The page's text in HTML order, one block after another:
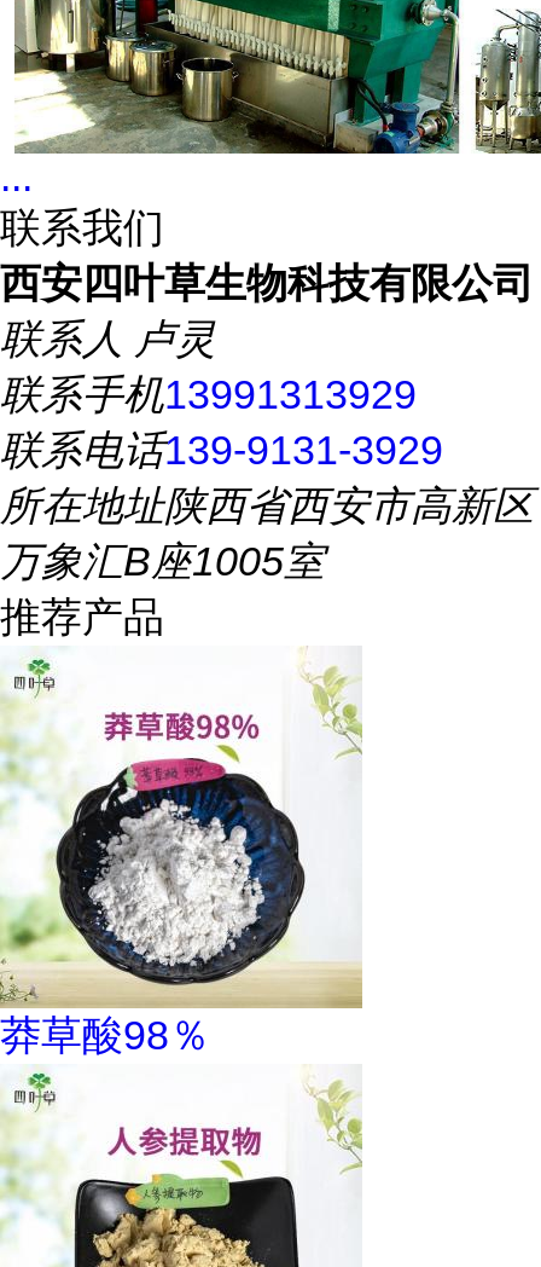
...
联系我们
西安四叶草生物科技有限公司
联系人 卢灵
联系手机13991313929
联系电话139-9131-3929
所在地址陕西省西安市高新区
万象汇B座1005室
推荐产品
莽草酸98％